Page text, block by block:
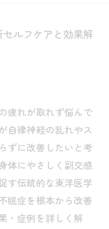
ルフケアと効果解
疲れが取れず悩んで
自律神経の乱れやス
ずに改善したいと考
体にやさしく副交感
す伝統的な東洋医学
眠症を根本から改善
・症例を詳しく解